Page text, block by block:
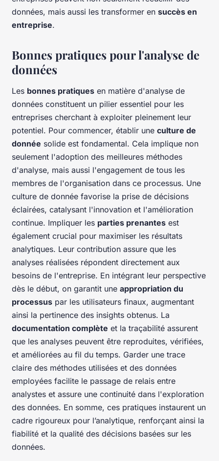
données, mais aussi les transformer en succès en
entreprise.
Bonnes pratiques pour l'analyse de
données
Les bonnes pratiques en matière d'analyse de
données constituent un pilier essentiel pour les
entreprises cherchant à exploiter pleinement leur
potentiel. Pour commencer, établir une culture de
donnée solide est fondamental. Cela implique non
seulement l'adoption des meilleures méthodes
d'analyse, mais aussi l'engagement de tous les
membres de l'organisation dans ce processus. Une
culture de donnée favorise la prise de décisions
éclairées, catalysant l'innovation et l'amélioration
continue. Impliquer les parties prenantes est
également crucial pour maximiser les résultats
analytiques. Leur contribution assure que les
analyses réalisées répondent directement aux
besoins de l'entreprise. En intégrant leur perspective
dès le début, on garantit une appropriation du
processus par les utilisateurs finaux, augmentant
ainsi la pertinence des insights obtenus. La
documentation complète et la traçabilité assurent
que les analyses peuvent être reproduites, vérifiées,
et améliorées au fil du temps. Garder une trace
claire des méthodes utilisées et des données
employées facilite le passage de relais entre
analystes et assure une continuité dans l'exploration
des données. En somme, ces pratiques instaurent un
cadre rigoureux pour l’analytique, renforçant ainsi la
fiabilité et la qualité des décisions basées sur les
données.